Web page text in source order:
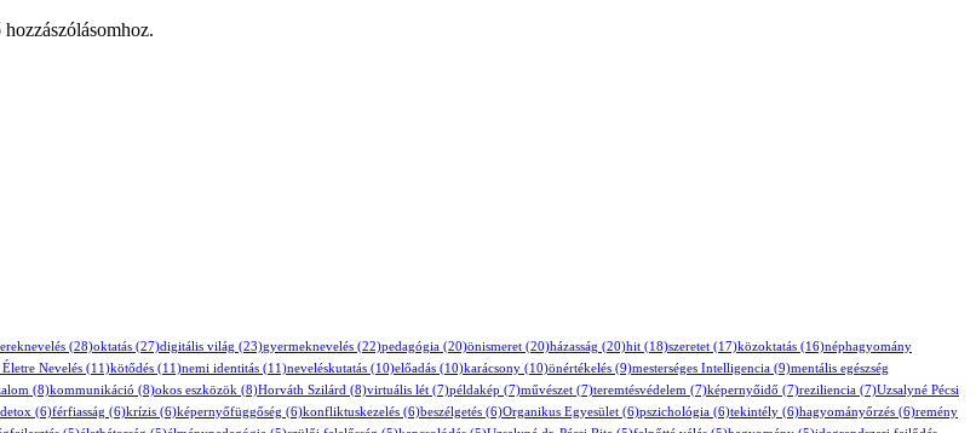
(28)oktatás (27)digitális világ (23)gyermeknevelés (22)pedagógia (20)önismeret (20)házasság (20)hit (18)szeretet (17)közoktatás (16)néphagyomány
Életre Nevelés (11)kötődés (11)nemi identitás (11)neveléskutatás (10)előadás (10)karácsony (10)önértékelés (9)mesterséges Intelligencia (9)mentális egészség
(8)kommunikáció (8)okos eszközök (8)Horváth Szilárd (8)virtuális lét (7)példakép (7)művészet (7)teremtésvédelem (7)képernyőidő (7)reziliencia (7)Uzsalyné Pécsi
(6)férfiasság (6)krízis (6)képernyőfüggőség (6)konfliktuskezelés (6)beszélgetés (6)Organikus Egyesület (6)pszichológia (6)tekintély (6)hagyományőrzés (6)remény